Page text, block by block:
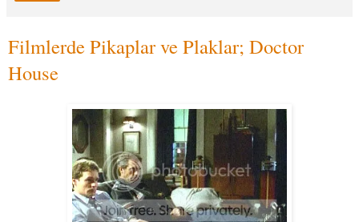
Filmlerde Pikaplar ve Plaklar; Doctor
House